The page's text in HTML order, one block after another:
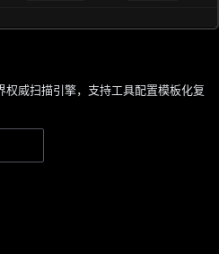
威扫描引擎，支持工具配置模板化复